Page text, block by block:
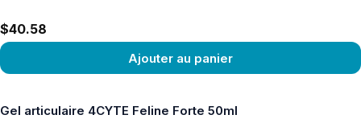
$40.58
Ajouter au panier
Gel articulaire 4CYTE Feline Forte 50ml